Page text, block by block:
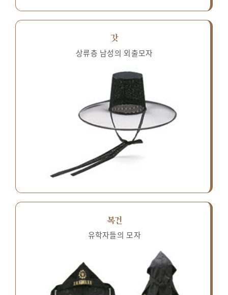
갓
상류층 남성의 외출모자
복건
유학자들의 모자